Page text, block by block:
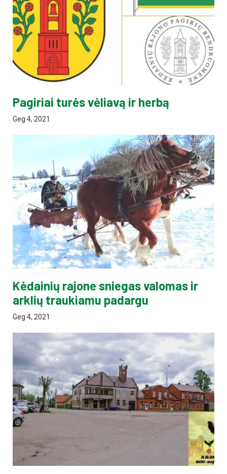
Pagiriai turės vėliavą ir herbą
Geg 4, 2021
Kėdainių rajone sniegas valomas ir
arklių traukiamu padargu
Geg 4, 2021